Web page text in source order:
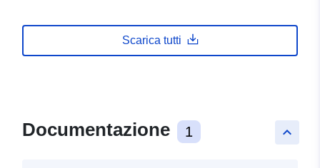
Scarica tutti
keyboard_arrow_up
Documentazione 1